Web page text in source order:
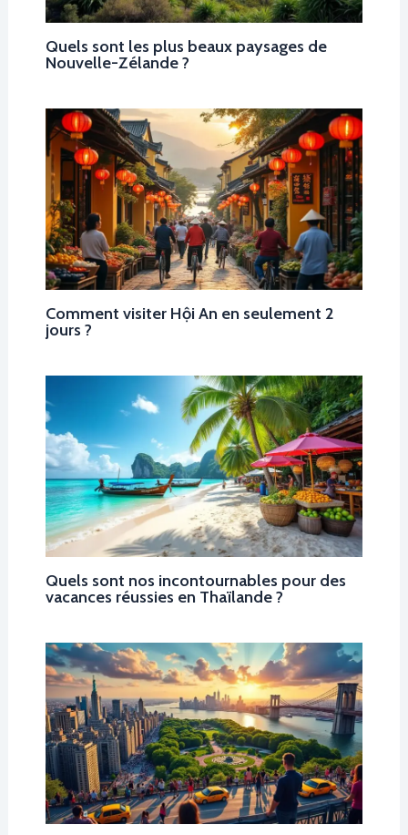
Quels sont les plus beaux paysages de
Nouvelle-Zélande ?
Comment visiter Hội An en seulement 2
jours ?
Quels sont nos incontournables pour des
vacances réussies en Thaïlande ?